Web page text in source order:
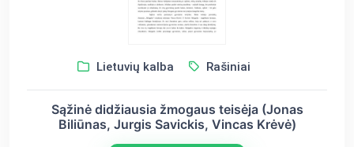
Lietuvių kalba Rašiniai
Sąžinė didžiausia žmogaus teisėja (Jonas
Biliūnas, Jurgis Savickis, Vincas Krėvė)